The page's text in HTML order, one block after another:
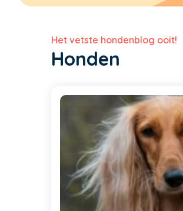
Het vetste hondenblog ooit!
Honden